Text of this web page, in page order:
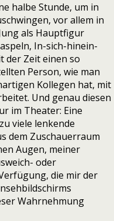
halbe Stunde, um in
vor allem in
als Hauptfigur
In-sich-hinein-
der Zeit einen so
Person, wie man
Kollegen hat, mit
Und genau diesen
im Theater: Eine
viele lenkende
dem Zuschauerraum
Augen, meiner
oder
die mir der
Wahrnehmung